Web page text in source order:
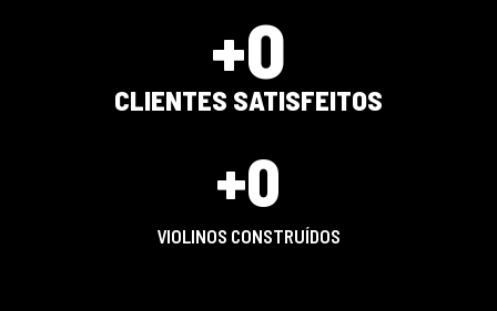
VIOLINOS CONSTRUÍDOS
+0
CLIENTES SATISFEITOS
+0